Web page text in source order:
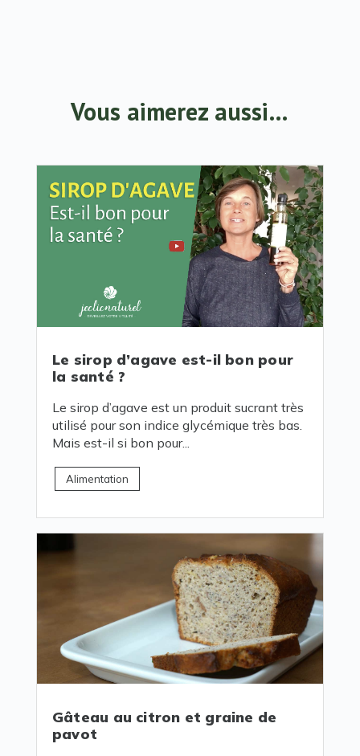
Vous aimerez aussi…
Le sirop d’agave est-il bon pour
la santé ?
Le sirop d’agave est un produit sucrant très
utilisé pour son indice glycémique très bas.
Mais est-il si bon pour...
Alimentation
Gâteau au citron et graine de
pavot